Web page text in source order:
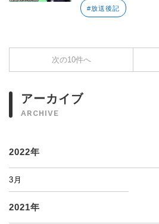
#放送後記
次の10件へ
アーカイブ
ARCHIVE
2022年
3月
2021年